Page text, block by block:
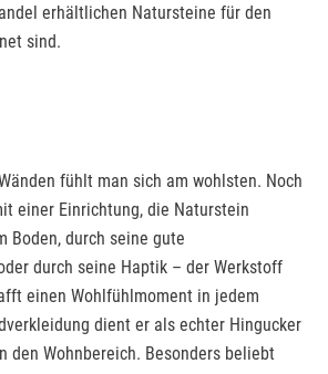
erhältlichen Natursteine für den
sind.
fühlt man sich am wohlsten. Noch
einer Einrichtung, die Naturstein
Boden, durch seine gute
durch seine Haptik – der Werkstoff
einen Wohlfühlmoment in jedem
dient er als echter Hingucker
den Wohnbereich. Besonders beliebt